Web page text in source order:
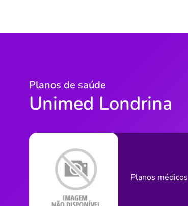
Planos de saúde
Unimed Londrina
Planos médicos